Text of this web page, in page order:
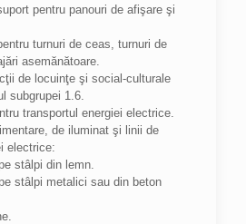
pentru panouri de afişare şi
turnuri de ceas, turnuri de
asemănătoare.
de locuinţe şi social-culturale
subgrupei 1.6.
transportul energiei electrice.
de iluminat şi linii de
electrice:
stâlpi din lemn.
stâlpi metalici sau din beton